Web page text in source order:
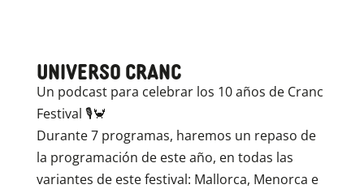
Universo Cranc
Un podcast para celebrar los 10 años de Cranc
Festival 🎙️🦀
Durante 7 programas, haremos un repaso de
la programación de este año, en todas las
variantes de este festival: Mallorca, Menorca e